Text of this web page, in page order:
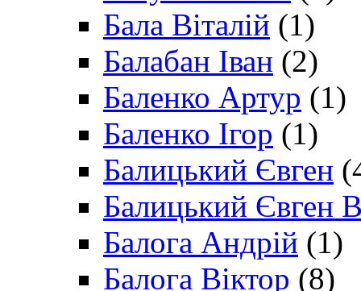
Бала Віталій (1)
Балабан Іван (2)
Баленко Артур (1)
Баленко Ігор (1)
Балицький Євген
Балицький Євген
Балога Андрій (1)
Балога Віктор (8)